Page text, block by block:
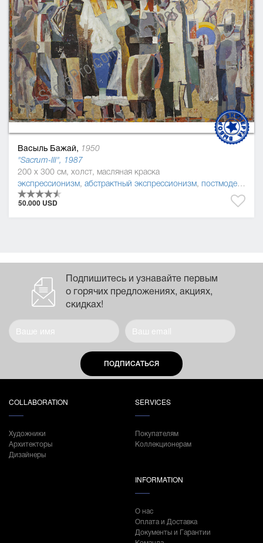
Васыль Бажай, 1950
"Sacrum-ІІІ", 1987
200 x 300 см, холст, масляная краска
экспрессионизм, абстрактный экспрессионизм, постмодернизм
50.000 USD
Подпишитесь и узнавайте первым
о горячих предложениях, акциях,
скидках!
ПОДПИСАТЬСЯ
COLLABORATION
Художники
Архитекторы
Дизайнеры
SERVICES
Покупателям
Коллекционерам
INFORMATION
О нас
Оплата и Доставка
Документы и Гарантии